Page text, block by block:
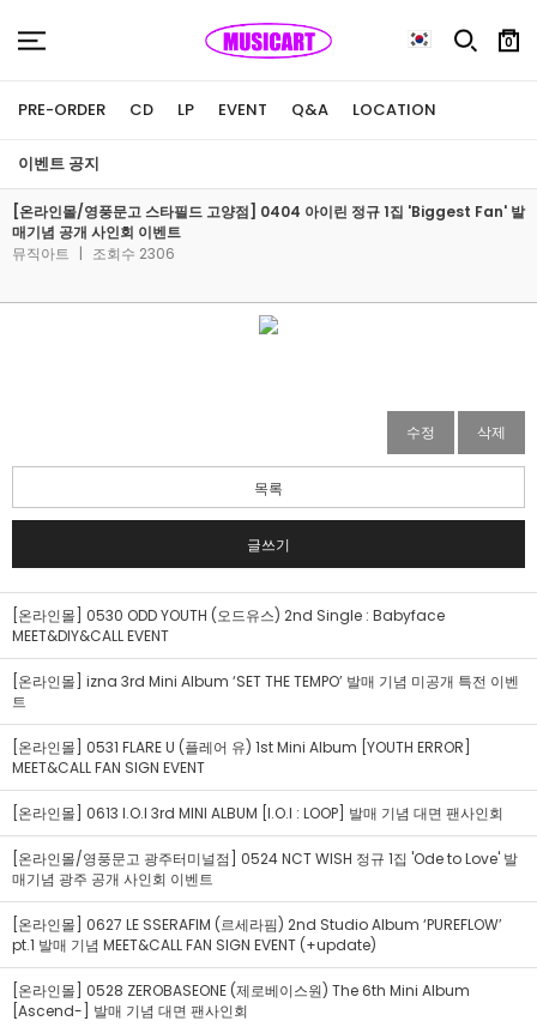
0
PRE-ORDER CD LP EVENT Q&A LOCATION
이벤트 공지
[온라인몰/영풍문고 스타필드 고양점] 0404 아이린 정규 1집 'Biggest Fan' 발
매기념 공개 사인회 이벤트
뮤직아트 | 조회수 2306
수정 삭제
목록
글쓰기
[온라인몰] 0530 ODD YOUTH (오드유스) 2nd Single : Babyface
MEET&DIY&CALL EVENT
[온라인몰] izna 3rd Mini Album ‘SET THE TEMPO’ 발매 기념 미공개 특전 이벤
트
[온라인몰] 0531 FLARE U (플레어 유) 1st Mini Album [YOUTH ERROR]
MEET&CALL FAN SIGN EVENT
[온라인몰] 0613 I.O.I 3rd MINI ALBUM [I.O.I : LOOP] 발매 기념 대면 팬사인회
[온라인몰/영풍문고 광주터미널점] 0524 NCT WISH 정규 1집 'Ode to Love' 발
매기념 광주 공개 사인회 이벤트
[온라인몰] 0627 LE SSERAFIM (르세라핌) 2nd Studio Album ‘PUREFLOW’
pt.1 발매 기념 MEET&CALL FAN SIGN EVENT (+update)
[온라인몰] 0528 ZEROBASEONE (제로베이스원) The 6th Mini Album
[Ascend-] 발매 기념 대면 팬사인회